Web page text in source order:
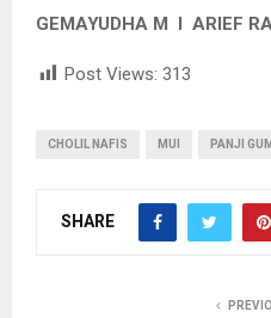
GEMAYUDHA M I ARIEF
Post Views: 313
CHOLIL NAFIS MUI PANJI
SHARE